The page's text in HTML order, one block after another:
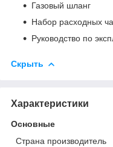
Газовый шланг
Набор расходных
Руководство по
Скрыть
Характеристики
Основные
Страна производитель